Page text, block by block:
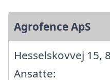
Agrofence ApS
Hesselskovvej 15,
Ansatte: